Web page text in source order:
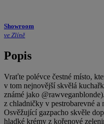
Showroom
ve Zlíně
Popis
Vraťte polévce čestné místo,
v tom nejnovější skvělá
známé jako
z chladničky v pestrobarevné a
Osvěžující gazpacho skvěle
hladké krémy z kořenové